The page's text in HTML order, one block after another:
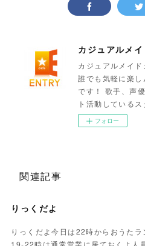
カジュアルメイ
誰でも気軽に楽
です！ 歌手、声
ト活動している
フォロー
関連記事
りっくだよ
りっくだよ今日は22時からおうたラ
19-22時は通常営業に居ておくよ人